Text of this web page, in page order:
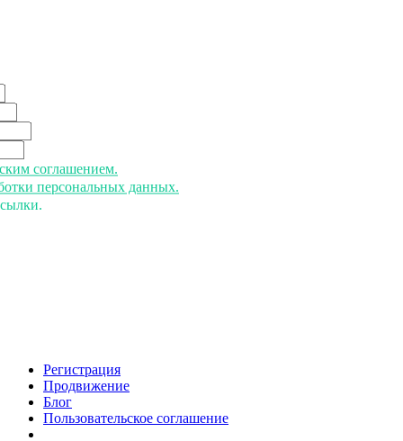
соглашением.
персональных данных.
Регистрация
Продвижение
Блог
Пользовательское соглашение